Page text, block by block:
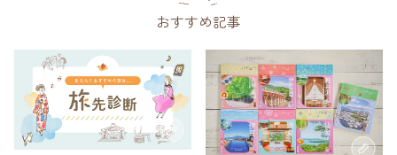
おすすめ記事